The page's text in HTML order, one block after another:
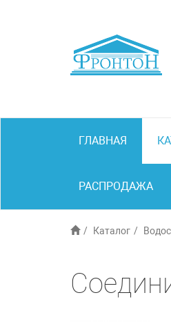
ГЛАВНАЯ
РАСПРОДАЖА
Каталог